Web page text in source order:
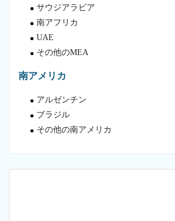
サウジアラビア
南アフリカ
UAE
その他のMEA
南アメリカ
アルゼンチン
ブラジル
その他の南アメリカ